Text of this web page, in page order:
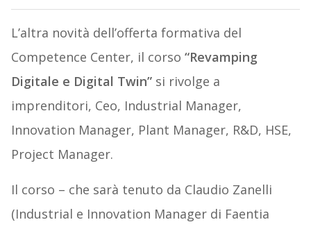
L’altra novità dell’offerta formativa del
Competence Center, il corso “Revamping
Digitale e Digital Twin”si rivolge a
imprenditori, Ceo, Industrial Manager,
Innovation Manager, Plant Manager, R&D, HSE,
Project Manager.
Il corso – che sarà tenuto da Claudio Zanelli
(Industrial e Innovation Manager di Faentia